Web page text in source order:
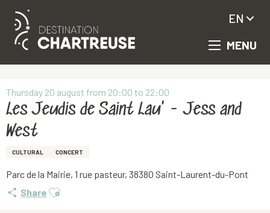
Aller
principal
MENU
EN
Thursday 20 august from 20:00 to 22:00
Les Jeudis de Saint Lau' - Jess and
West
CULTURAL CONCERT
Parc de la Mairie, 1 rue pasteur, 38380 Saint-Laurent-du-Pont
Share Ajouter aux favoris